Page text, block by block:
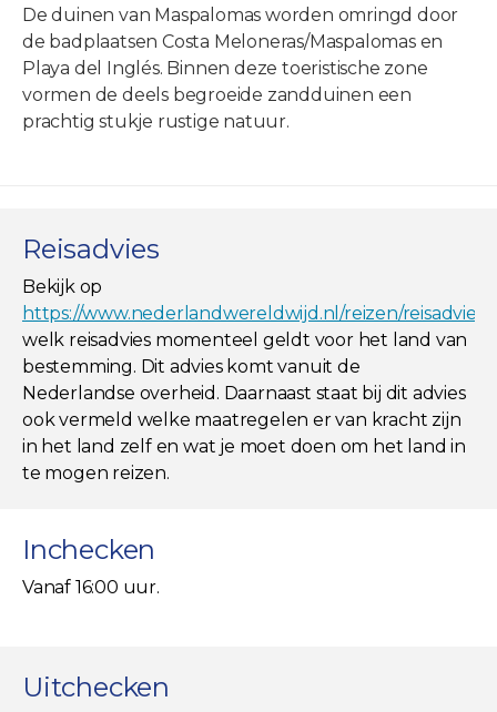
De duinen van Maspalomas worden omringd door
de badplaatsen Costa Meloneras/Maspalomas en
Playa del Inglés. Binnen deze toeristische zone
vormen de deels begroeide zandduinen een
prachtig stukje rustige natuur.
Reisadvies
Bekijk op
https://www.nederlandwereldwijd.nl/reizen/
welk reisadvies momenteel geldt voor het land van
bestemming. Dit advies komt vanuit de
Nederlandse overheid. Daarnaast staat bij dit advies
ook vermeld welke maatregelen er van kracht zijn
in het land zelf en wat je moet doen om het land in
te mogen reizen.
Inchecken
Vanaf 16:00 uur.
Uitchecken